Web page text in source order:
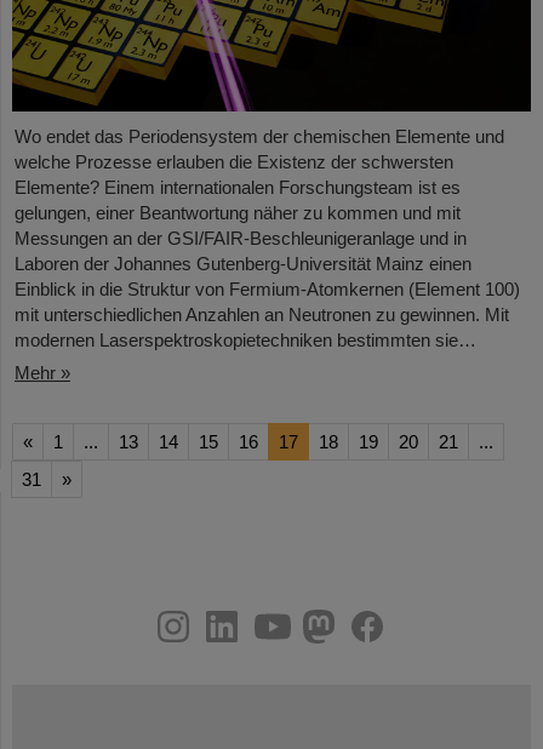
Wo endet das Periodensystem der chemischen Elemente und
welche Prozesse erlauben die Existenz der schwersten
Elemente? Einem internationalen Forschungsteam ist es
gelungen, einer Beantwortung näher zu kommen und mit
Messungen an der GSI/FAIR-Beschleunigeranlage und in
Laboren der Johannes Gutenberg-Universität Mainz einen
Einblick in die Struktur von Fermium-Atomkernen (Element 100)
mit unterschiedlichen Anzahlen an Neutronen zu gewinnen. Mit
modernen Laserspektroskopietechniken bestimmten sie…
Mehr »
« 1 ... 13 14 15 16 17 18 19 20 21
...
31
»
youtube
helmholtz.social
facebook